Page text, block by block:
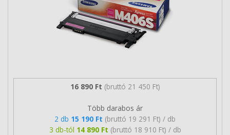
16 890 Ft (bruttó 21 450 Ft)
Több darabos ár
2 db 15 190 Ft (bruttó 19 291 Ft) / db
3 db-tól 14 890 Ft (bruttó 18 910 Ft) / db